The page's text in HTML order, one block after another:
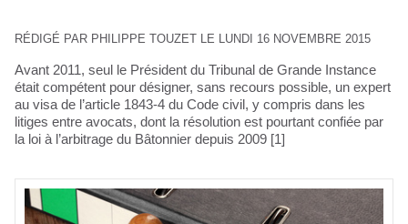
RÉDIGÉ PAR PHILIPPE TOUZET LE LUNDI 16 NOVEMBRE 2015
Avant 2011, seul le Président du Tribunal de Grande Instance
était compétent pour désigner, sans recours possible, un expert
au visa de l’article 1843-4 du Code civil, y compris dans les
litiges entre avocats, dont la résolution est pourtant confiée par
la loi à l’arbitrage du Bâtonnier depuis 2009 [1]